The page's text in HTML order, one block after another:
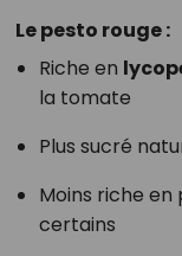
Le pesto rouge :
Riche en
la tomate
Plus sucré
Moins riche
certains